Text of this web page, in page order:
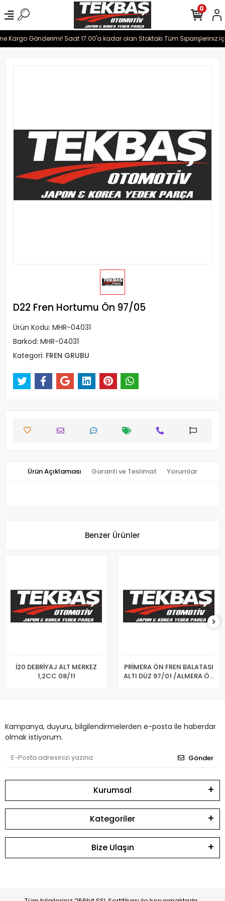
Kargo Gönderimi! Saat 17:00'a kadar olan Stoktaki Tüm Siparişleriniz
0
D22 Fren Hortumu Ön 97/05
Ürün Kodu: MHR-04031
Barkod: MHR-04031
Kategori: FREN GRUBU
Ürün Açıklaması Garanti ve Teslimat Yorumlar
Benzer Ürünler
İ20 DEBRİYAJ ALT MERKEZ
1,2CC 08/11
PRİMERA ÖN FREN BALATASI
ALTI DÜZ 97/01 /ALMERA ÖN
Kampanya, duyuru, bilgilendirmelerden e-posta ile haberdar
olmak istiyorum.
Gönder
Kurumsal
Kategoriler
Bize Ulaşın